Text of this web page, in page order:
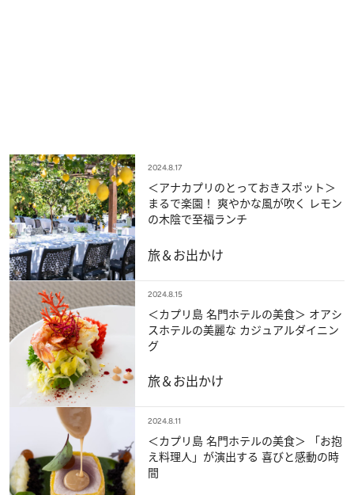
2024.8.17
＜アナカプリのとっておきスポット＞
まるで楽園！ 爽やかな風が吹く レモン
の木陰で至福ランチ
旅＆お出かけ
2024.8.15
＜カプリ島 名門ホテルの美食＞ オアシ
スホテルの美麗な カジュアルダイニン
グ
旅＆お出かけ
2024.8.11
＜カプリ島 名門ホテルの美食＞ 「お抱
え料理人」が演出する 喜びと感動の時
間